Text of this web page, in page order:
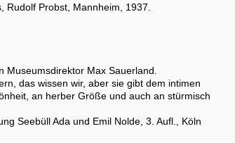
Rudolf Probst, Mannheim, 1937.
Max Sauerland.
das wissen wir, aber sie gibt dem intimen
an herber Größe und auch an stürmisch
Seebüll Ada und Emil Nolde, 3. Aufl., Köln